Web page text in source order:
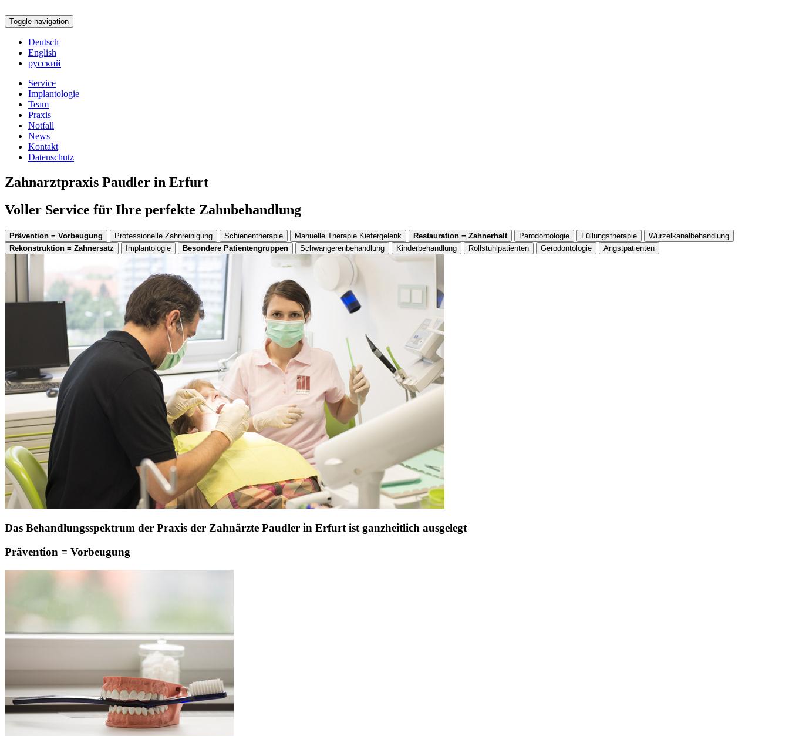
Toggle navigation
Deutsch
English
русский
Service
Implantologie
Team
Praxis
Notfall
News
Kontakt
Datenschutz
Zahnarztpraxis Paudler in Erfurt
Voller Service für Ihre perfekte Zahnbehandlung
Prävention = Vorbeugung Professionelle Zahnreinigung Schienentherapie Manuelle Therapie Kiefergelenk Restauration = Zahnerhalt Parodontologie Füllungstherapie
Wurzelkanalbehandlung
Rekonstruktion = Zahnersatz
Implantologie Besondere Patientengruppen Schwangerenbehandlung Kinderbehandlung Rollstuhlpatienten Gerodontologie Angstpatienten
Das Behandlungsspektrum der Praxis der Zahnärzte Paudler in Erfurt ist ganzheitlich ausgelegt
Prävention = Vorbeugung